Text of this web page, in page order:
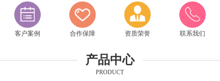
客户案例 合作保障 资质荣誉 联系我们
产品中心
PRODUCT